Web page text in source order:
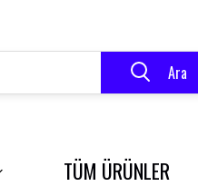
Ara
TÜM ÜRÜNLER